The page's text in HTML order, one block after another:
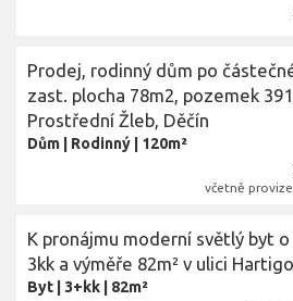
Prodej, rodinný dům po
zast. plocha 78m2, pozemek
Prostřední Žleb, Děčín
Dům Rodinný 120m²
včetně
K pronájmu moderní světlý byt
3kk a výměře 82m² v ulici
Byt 3+kk 82m²